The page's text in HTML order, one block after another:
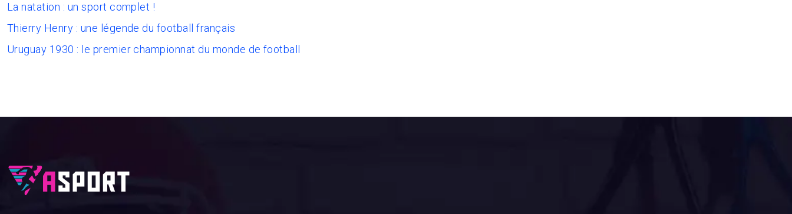
La natation : un sport complet !
Thierry Henry : une légende du football français
Uruguay 1930 : le premier championnat du monde de football